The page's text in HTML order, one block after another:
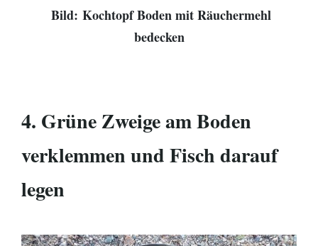
Bild: Kochtopf Boden mit Räuchermehl
bedecken
4. Grüne Zweige am Boden
verklemmen und Fisch darauf
legen